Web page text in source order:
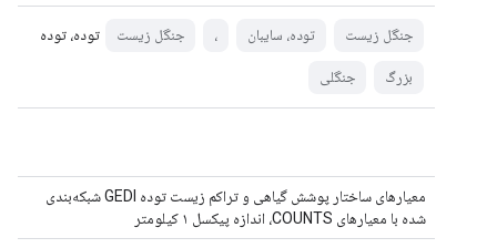
جنگل زیست توده، سایبان ، جنگل زیست توده، توده
بزرگ جنگلی
معیارهای ساختار پوشش گیاهی و تراکم زیست توده GEDI شبکه‌بندی
شده با معیارهای COUNTS، اندازه پیکسل ۱ کیلومتر